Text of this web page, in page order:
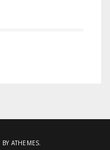
BY ATHEMES.